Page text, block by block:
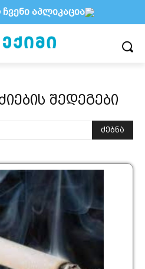
შედეგები
ძებნა
აპლიკაცია